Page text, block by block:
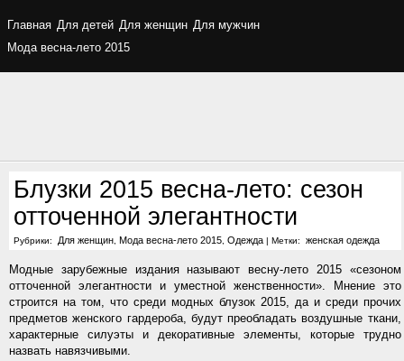
Главная Для детей Для женщин Для мужчин
Мода весна-лето 2015
Блузки 2015 весна-лето: сезон
отточенной элегантности
Рубрики: Для женщин Мода весна-лето 2015 Одежда | Метки: женская одежда
Модные зарубежные издания называют весну-лето 2015 «сезоном
отточенной элегантности и уместной женственности». Мнение это
строится на том, что среди модных блузок 2015, да и среди прочих
предметов женского гардероба, будут преобладать воздушные ткани,
характерные силуэты и декоративные элементы, которые трудно
назвать навязчивыми.